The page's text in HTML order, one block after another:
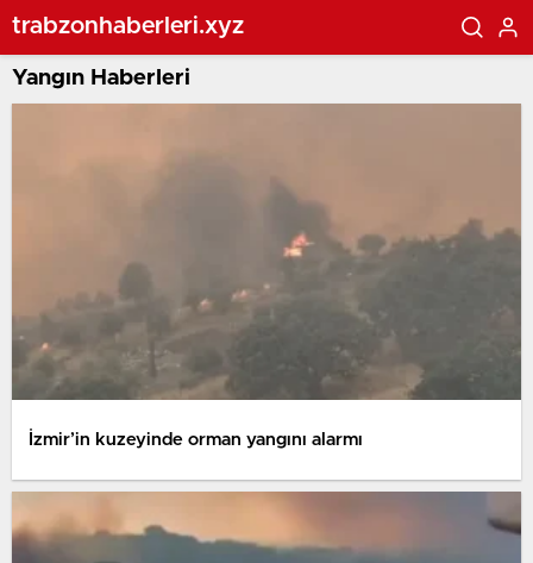
trabzonhaberleri.xyz
Yangın Haberleri
İzmir’in kuzeyinde orman yangını alarmı